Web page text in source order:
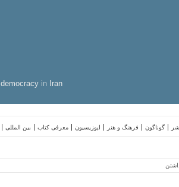
democracy in Iran
بین المللی معرفی کتاب اپوزیسیون فرهنگ و هنر گوناگون